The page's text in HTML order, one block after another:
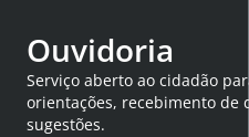
Ouvidoria
Serviço aberto ao cidadão
orientações, recebimento de
sugestões.